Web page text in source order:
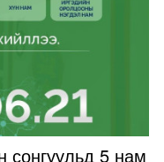
сонгуульд 5 нам